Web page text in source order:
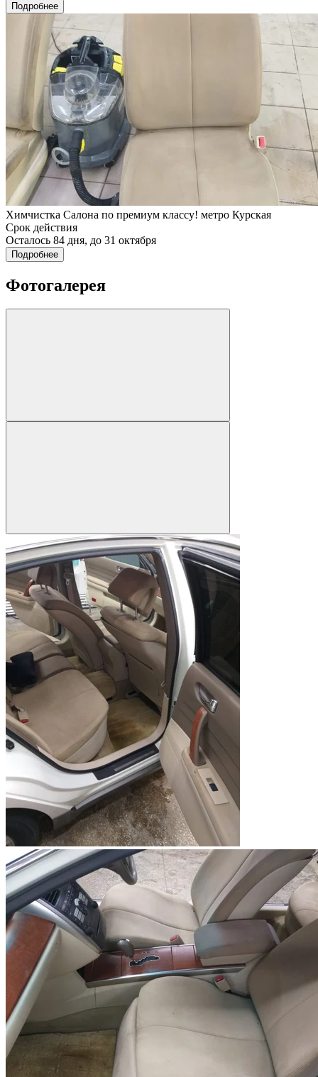
Подробнее
Химчистка Салона по премиум классу! метро Курская
Срок действия
Осталось 84 дня, до 31 октября
Подробнее
Фотогалерея